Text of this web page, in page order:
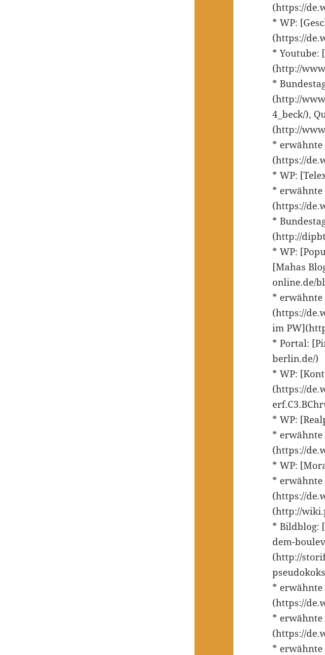
(https://
* WP:
(https://
* Youtube:
(http://
*
(http://
4_beck/),
(http://
* erwähnte
(https://
* WP:
* erwähnte
(https://
*
(http://
* WP:
[Mahas
online.de/
* erwähnte
(https://
im
* Portal:
berlin.de/)
* WP:
(https://
* WP:
* erwähnte
(https://
* WP:
* erwähnte
(https://
(http://
* Bildblog:
dem-
(http://
* erwähnte
(https://
* erwähnte
(https://
* erwähnte